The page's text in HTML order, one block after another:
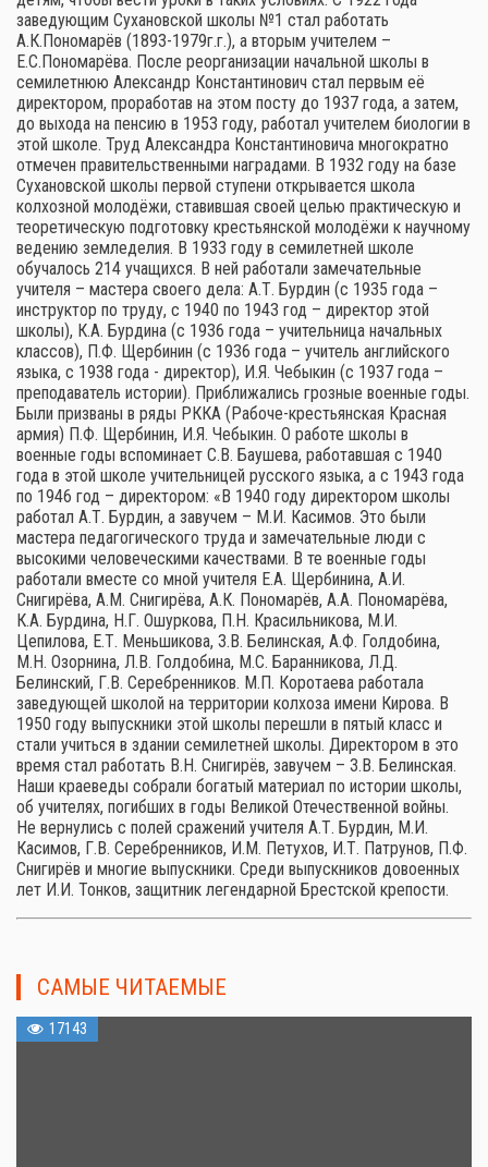
заведующим Сухановской школы №1 стал работать
А.К.Пономарёв (1893-1979г.г.), а вторым учителем –
Е.С.Пономарёва. После реорганизации начальной школы в
семилетнюю Александр Константинович стал первым её
директором, проработав на этом посту до 1937 года, а затем,
до выхода на пенсию в 1953 году, работал учителем биологии в
этой школе. Труд Александра Константиновича многократно
отмечен правительственными наградами. В 1932 году на базе
Сухановской школы первой ступени открывается школа
колхозной молодёжи, ставившая своей целью практическую и
теоретическую подготовку крестьянской молодёжи к научному
ведению земледелия. В 1933 году в семилетней школе
обучалось 214 учащихся. В ней работали замечательные
учителя – мастера своего дела: А.Т. Бурдин (с 1935 года –
инструктор по труду, с 1940 по 1943 год – директор этой
школы), К.А. Бурдина (с 1936 года – учительница начальных
классов), П.Ф. Щербинин (с 1936 года – учитель английского
языка, с 1938 года - директор), И.Я. Чебыкин (с 1937 года –
преподаватель истории). Приближались грозные военные годы.
Были призваны в ряды РККА (Рабоче-крестьянская Красная
армия) П.Ф. Щербинин, И.Я. Чебыкин. О работе школы в
военные годы вспоминает С.В. Баушева, работавшая с 1940
года в этой школе учительницей русского языка, а с 1943 года
по 1946 год – директором: «В 1940 году директором школы
работал А.Т. Бурдин, а завучем – М.И. Касимов. Это были
мастера педагогического труда и замечательные люди с
высокими человеческими качествами. В те военные годы
работали вместе со мной учителя Е.А. Щербинина, А.И.
Снигирёва, А.М. Снигирёва, А.К. Пономарёв, А.А. Пономарёва,
К.А. Бурдина, Н.Г. Ошуркова, П.Н. Красильникова, М.И.
Цепилова, Е.Т. Меньшикова, З.В. Белинская, А.Ф. Голдобина,
М.Н. Озорнина, Л.В. Голдобина, М.С. Баранникова, Л.Д.
Белинский, Г.В. Серебренников. М.П. Коротаева работала
заведующей школой на территории колхоза имени Кирова. В
1950 году выпускники этой школы перешли в пятый класс и
стали учиться в здании семилетней школы. Директором в это
время стал работать В.Н. Снигирёв, завучем – З.В. Белинская.
Наши краеведы собрали богатый материал по истории школы,
об учителях, погибших в годы Великой Отечественной войны.
Не вернулись с полей сражений учителя А.Т. Бурдин, М.И.
Касимов, Г.В. Серебренников, И.М. Петухов, И.Т. Патрунов, П.Ф.
Снигирёв и многие выпускники. Среди выпускников довоенных
лет И.И. Тонков, защитник легендарной Брестской крепости.
САМЫЕ ЧИТАЕМЫЕ
17143